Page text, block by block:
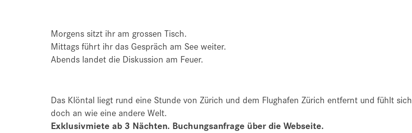
Morgens sitzt ihr am grossen Tisch.
Mittags führt ihr das Gespräch am See weiter.
Abends landet die Diskussion am Feuer.
Das Klöntal liegt rund eine Stunde von Zürich und dem Flughafen Zürich entfernt und fühlt sich
doch an wie eine andere Welt.
Exklusivmiete ab 3 Nächten. Buchungsanfrage über die Webseite.